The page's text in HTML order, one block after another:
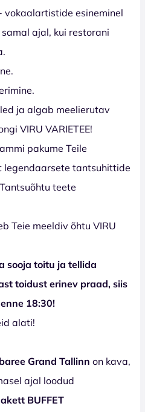
vokaalartistide esineminel
ajal, kui restorani
ja algab meelierutav
VIRU VARIETEE!
pakume Teile
tantsuhittide
teete
Teie meeldiv õhtu VIRU
sooja toitu ja tellida
toidust erinev praad, siis
18:30!
alati!
Grand Tallinn on kava,
ajal loodud
BUFFET